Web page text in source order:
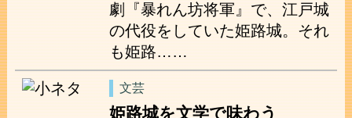
劇『暴れん坊将軍』で、江戸城
の代役をしていた姫路城。それ
も姫路……
文芸
姫路城を文学で味わう